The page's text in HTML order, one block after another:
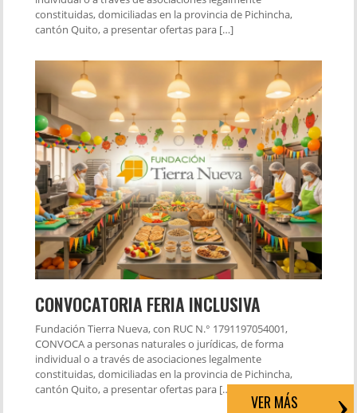
constituidas, domiciliadas en la provincia de Pichincha,
cantón Quito, a presentar ofertas para […]
CONVOCATORIA FERIA INCLUSIVA
Fundación Tierra Nueva, con RUC N.° 1791197054001,
CONVOCA a personas naturales o jurídicas, de forma
individual o a través de asociaciones legalmente
constituidas, domiciliadas en la provincia de Pichincha,
cantón Quito, a presentar ofertas para […]
VER MÁS